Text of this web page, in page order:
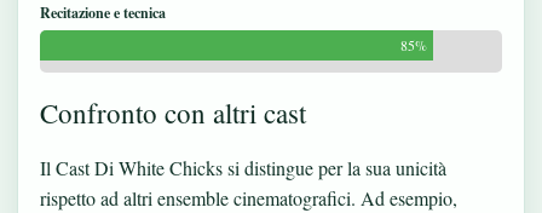
Recitazione e tecnica
85%
Confronto con altri cast
Il Cast Di White Chicks si distingue per la sua unicità
rispetto ad altri ensemble cinematografici. Ad esempio,